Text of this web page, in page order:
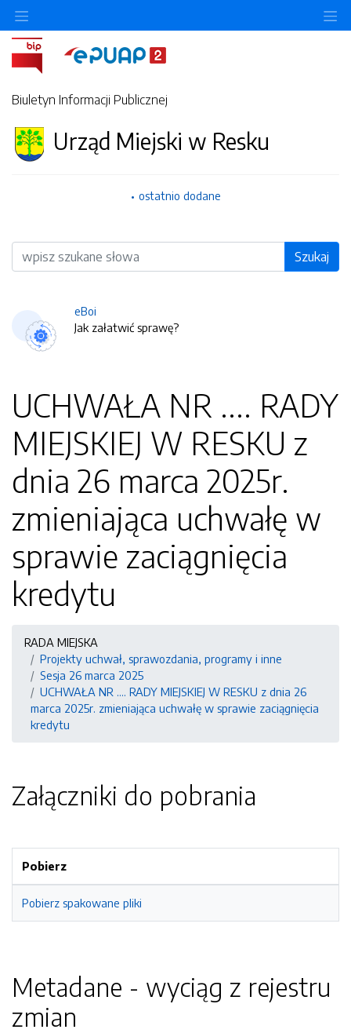
Biuletyn Informacji Publicznej
Urząd Miejski w Resku
ostatnio dodane
Wyszukiwarka Szukaj
eBoi
Jak załatwić sprawę?
UCHWAŁA NR .... RADY
MIEJSKIEJ W RESKU z
dnia 26 marca 2025r.
zmieniająca uchwałę w
sprawie zaciągnięcia
kredytu
RADA MIEJSKA
Projekty uchwał, sprawozdania, programy i inne
Sesja 26 marca 2025
UCHWAŁA NR .... RADY MIEJSKIEJ W RESKU z dnia 26
marca 2025r. zmieniająca uchwałę w sprawie zaciągnięcia
kredytu
Załączniki do pobrania
Pobierz
Pobierz spakowane pliki
Metadane - wyciąg z rejestru
zmian